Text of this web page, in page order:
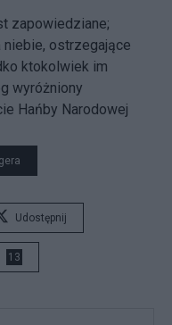
zapowiedziane;
ostrzegające
ktokolwiek im
wyróżniony
Hańby Narodowej
Udostępnij
13